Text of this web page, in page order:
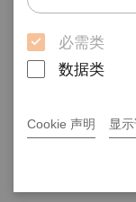
必需类
数据类
Cookie 声明 显